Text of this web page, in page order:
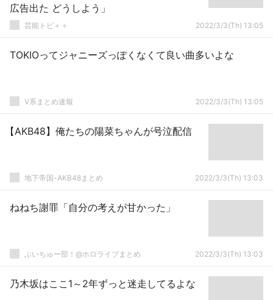
広告出た どうしよう」
芸能トピ＋＋ 2022/3/3(Th) 13:05
TOKIOってジャニーズっぽくなくて良い曲多いよな
V系まとめ速報 2022/3/3(Th) 13:05
【AKB48】俺たちの陽菜ちゃんが号泣配信
地下帝国-AKB48まとめ 2022/3/3(Th) 13:03
ねねち謝罪「自分の考えが甘かった」
ぶいちゅー部！@ホロライブまとめ 2022/3/3(Th) 13:03
乃木坂はここ1～2年ずっと迷走してるよな